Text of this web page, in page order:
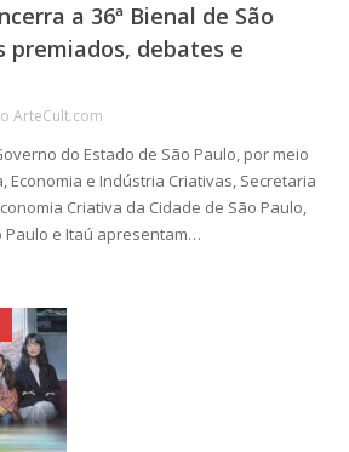
a 36ª Bienal de São
premiados, debates e
ArteCult.com
do Estado de São Paulo, por meio
Economia e Indústria Criativas, Secretaria
Criativa da Cidade de São Paulo,
Paulo e Itaú apresentam…